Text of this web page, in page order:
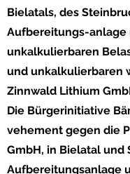
Bielatals, des
Aufbereitungs-anlage
unkalkulierbaren
und unkalkulierbaren
Zinnwald Lithium
Die Bürgerinitiative
vehement gegen die
GmbH, in Bielatal und
Aufbereitungsanlage